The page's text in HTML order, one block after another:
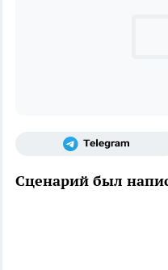
Сценарий был